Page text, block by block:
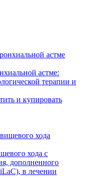
астме:
терапии и
хода с
дополненного
в лечении